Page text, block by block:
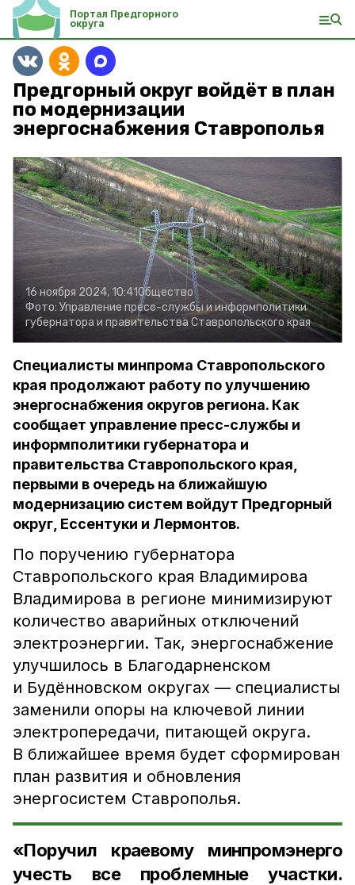
Портал Предгорного
округа
Предгорный округ войдёт в план
по модернизации
энергоснабжения Ставрополья
16 ноября 2024, 10:41Общество
Фото: Управление пресс-службы и информполитики
губернатора и правительства Ставропольского края
Специалисты минпрома Ставропольского
края продолжают работу по улучшению
энергоснабжения округов региона. Как
сообщает управление пресс-службы и
информполитики губернатора и
правительства Ставропольского края,
первыми в очередь на ближайшую
модернизацию систем войдут Предгорный
округ, Ессентуки и Лермонтов.
По поручению губернатора
Ставропольского края Владимирова
Владимирова в регионе минимизируют
количество аварийных отключений
электроэнергии. Так, энергоснабжение
улучшилось в Благодарненском
и Будённовском округах — специалисты
заменили опоры на ключевой линии
электропередачи, питающей округа.
В ближайшее время будет сформирован
план развития и обновления
энергосистем Ставрополья.
«Поручил краевому минпромэнерго
учесть все проблемные участки.